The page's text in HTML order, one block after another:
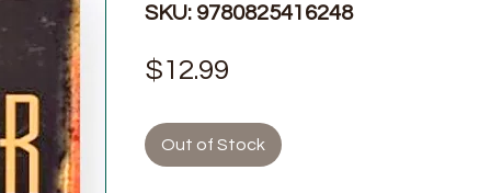
SKU: 9780825416248
$12.99
Out of Stock